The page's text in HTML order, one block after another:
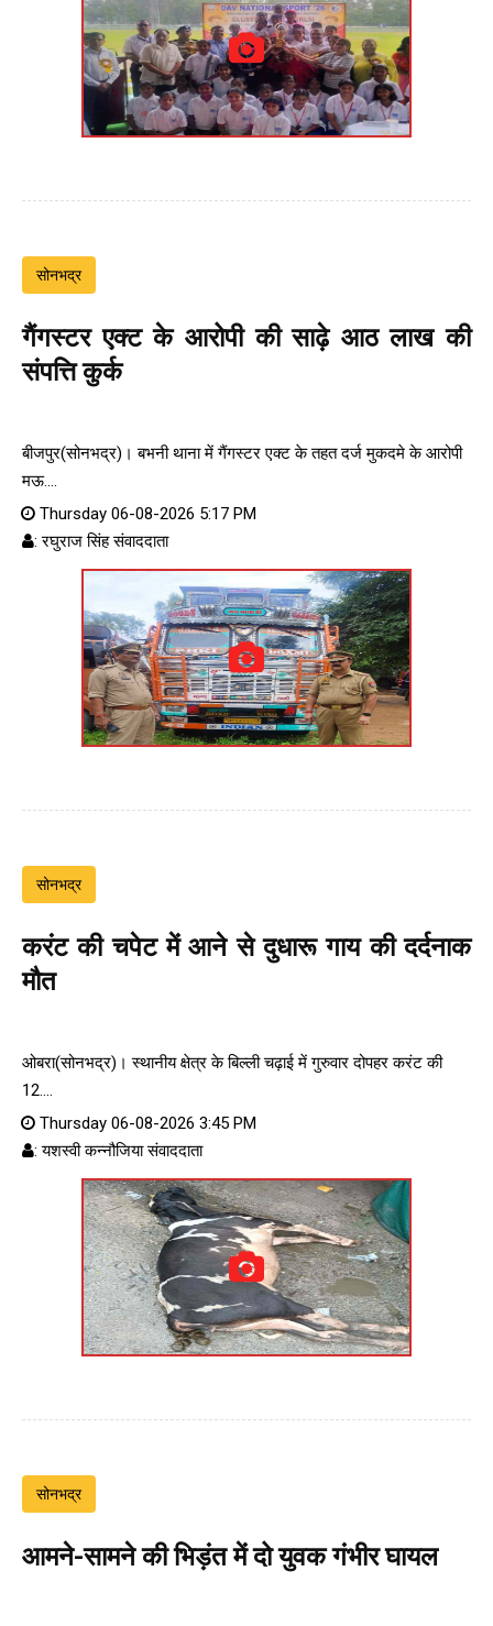
सोनभद्र
गैंगस्टर एक्ट के आरोपी की साढ़े आठ लाख की
संपत्ति कुर्क
बीजपुर(सोनभद्र)। बभनी थाना में गैंगस्टर एक्ट के तहत दर्ज मुकदमे के आरोपी
मऊ....
Thursday 06-08-2026 5:17 PM
: रघुराज सिंह संवाददाता
सोनभद्र
करंट की चपेट में आने से दुधारू गाय की दर्दनाक
मौत
ओबरा(सोनभद्र)। स्थानीय क्षेत्र के बिल्ली चढ़ाई में गुरुवार दोपहर करंट की
12....
Thursday 06-08-2026 3:45 PM
: यशस्वी कन्नौजिया संवाददाता
सोनभद्र
आमने-सामने की भिड़ंत में दो युवक गंभीर घायल